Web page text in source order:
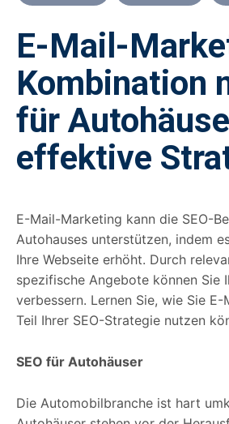
E-Mail-
Kombination
für
effektive
E-Mail-Marketing kann die SEO-
Autohauses unterstützen, indem
Ihre Webseite erhöht. Durch
spezifische Angebote können Sie
verbessern. Lernen Sie, wie Sie
Teil Ihrer SEO-Strategie nutzen
SEO für Autohäuser
Die Automobilbranche ist hart